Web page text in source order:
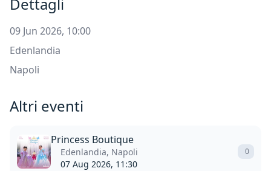
Dettagli
09 Jun 2026, 10:00
Edenlandia
Napoli
Altri eventi
Princess Boutique
Edenlandia, Napoli
07 Aug 2026, 11:30
0